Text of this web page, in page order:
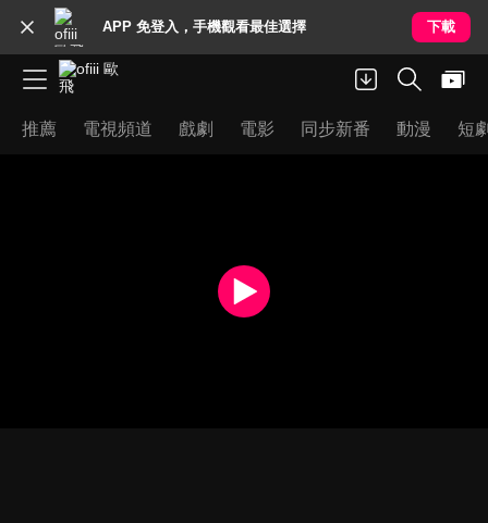
APP 免登入，手機觀看最佳選擇 下載
推薦 電視頻道 戲劇 電影 同步新番 動漫 短